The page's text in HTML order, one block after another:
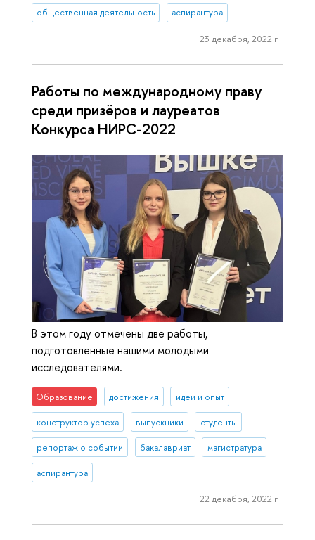
общественная деятельность аспирантура
23 декабря, 2022 г.
Работы по международному праву
среди призёров и лауреатов
Конкурса НИРС-2022
В этом году отмечены две работы,
подготовленные нашими молодыми
исследователями.
Образование достижения идеи и опыт
конструктор успеха выпускники студенты
репортаж о событии бакалавриат магистратура
аспирантура
22 декабря, 2022 г.